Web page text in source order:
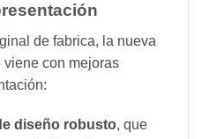
de fabrica, la nueva
viene con mejoras
diseño robusto, que